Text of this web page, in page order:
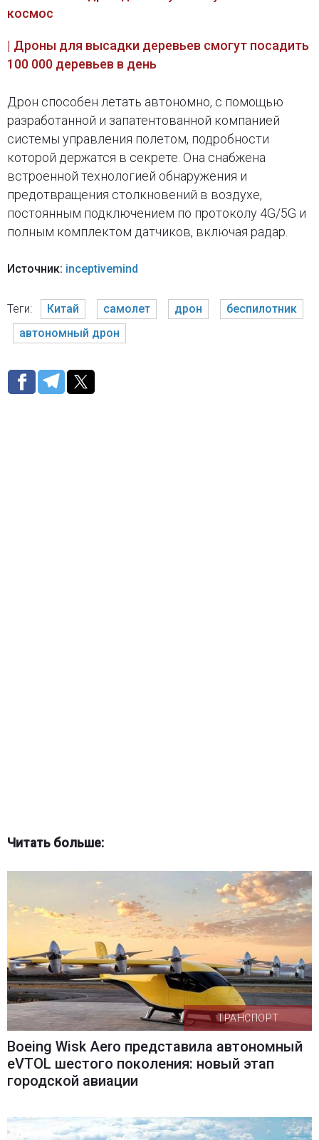
космос
| Дроны для высадки деревьев смогут посадить
100 000 деревьев в день
Дрон способен летать автономно, с помощью
разработанной и запатентованной компанией
системы управления полетом, подробности
которой держатся в секрете. Она снабжена
встроенной технологией обнаружения и
предотвращения столкновений в воздухе,
постоянным подключением по протоколу 4G/5G и
полным комплектом датчиков, включая радар.
Источник: inceptivemind
Теги: Китай самолет дрон
беспилотник
автономный дрон
Читать больше:
ТРАНСПОРТ
Boeing Wisk Aero представила автономный
eVTOL шестого поколения: новый этап
городской авиации